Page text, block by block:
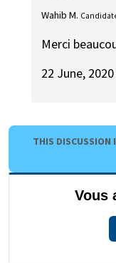
Wahib M.
Merci
22 June,
THIS DISCUSSION
Vous